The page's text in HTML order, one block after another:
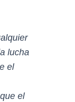
lucha
el
el